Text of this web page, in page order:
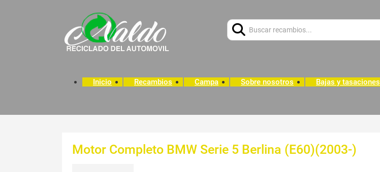
Inicio Recambios Campa Sobre nosotros Bajas y tasaciones
Motor Completo BMW Serie 5 Berlina (E60)(2003-)